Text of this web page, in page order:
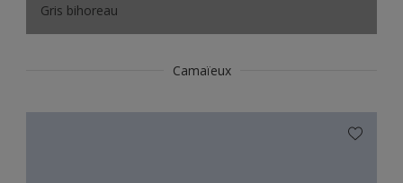
Gris bihoreau
Camaïeux